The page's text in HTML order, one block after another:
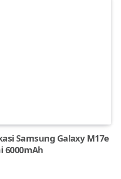
Samsung Galaxy M17e
6000mAh